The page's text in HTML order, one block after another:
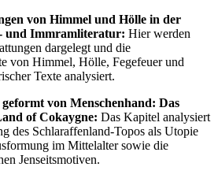
von Himmel und Hölle in der
und Immramliteratur: Hier werden
dargelegt und die
von Himmel, Hölle, Fegefeuer und
Texte analysiert.
von Menschenhand: Das
of Cokaygne: Das Kapitel analysiert
des Schlaraffenland-Topos als Utopie
im Mittelalter sowie die
Jenseitsmotiven.